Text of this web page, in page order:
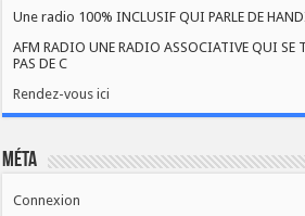
Une radio 100% INCLUSIF QUI PARLE DE
AFM RADIO UNE RADIO ASSOCIATIVE QUI SE
PAS DE C
Rendez-vous ici
Méta
Connexion